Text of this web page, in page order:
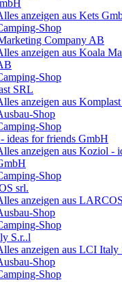
anzeigen aus Kets
Shop
Company AB
anzeigen aus Koala
Shop
SRL
anzeigen aus
Shop
Shop
ideas for friends GmbH
anzeigen aus Koziol -
Shop
srl.
anzeigen aus
Shop
Shop
S.r..l
anzeigen aus LCI Italy
Shop
Shop